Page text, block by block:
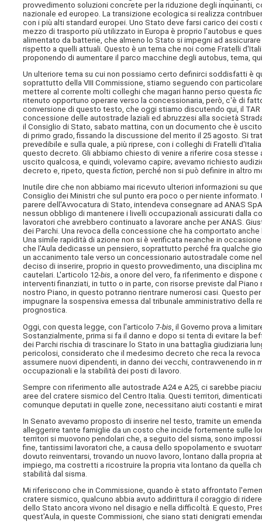
provvedimento soluzioni concrete per la riduzione degli inquinanti,
nazionale ed europeo. La transizione ecologica si realizza
con i più alti standard europei. Uno Stato deve farsi carico dei
mezzo di trasporto più utilizzato in Europa è proprio l'autobus e
alimentato da batterie, che almeno lo Stato si impegni ad
rispetto a quelli attuali. Questo è un tema che noi come Fratelli
proponendo di aumentare il parco macchine degli autobus, tema,
Un ulteriore tema su cui non possiamo certo definirci soddisfatti è
soprattutto della VIII Commissione, stiamo seguendo con
mettere al corrente molti colleghi che magari hanno perso questa
ritenuto opportuno operare verso la concessionaria, però, c'è di
conversione di questo testo, che oggi stiamo discutendo qui, il
concessione delle autostrade laziali ed abruzzesi alla società
il Consiglio di Stato, sabato mattina, con un documento che è
di primo grado, fissando la discussione del merito il 25 agosto. Si
prevedibile e sulla quale, a più riprese, con i colleghi di Fratelli
questo decreto. Gli abbiamo chiesto di venire a riferire cosa
uscito qualcosa, e quindi, volevamo capire; avevamo richiesto
decreto e, ripeto, questafiction, perché non si può definire in altro
Inutile dire che non abbiamo mai ricevuto ulteriori informazioni su
Consiglio dei Ministri che sul punto era poco o per niente
parere dell'Avvocatura di Stato, intendeva consegnare ad ANAS
nessun obbligo di mantenere i livelli occupazionali assicurati dalla
lavoratori che avrebbero continuato a lavorare anche per ANAS.
dei Parchi. Una revoca della concessione che ha comportato
Una simile rapidità di azione non si è verificata neanche in
che l'Aula dedicasse un pensiero, soprattutto perché fra qualche
un accanimento tale verso un concessionario autostradale come
deciso di inserire, proprio in questo provvedimento, una disciplina
cautelari. L'articolo 12-bis, a onore del vero, fa riferimento e
interventi finanziati, in tutto o in parte, con risorse previste dal
nostro Piano, in questo potranno rientrare numerosi casi. Questo
impugnare la sospensiva emessa dal tribunale amministrativo della
prognostica.
Oggi, con questa legge, con l'articolo 7-bis , il Governo prova a
Sostanzialmente, prima si fa il danno e dopo si tenta di evitare la
dei Parchi rischia di trascinare lo Stato in una battaglia giudiziaria
pericolosi, considerato che il medesimo decreto che reca la
assumere nuovi dipendenti, in danno dei vecchi, contravvenendo
occupazionali e la stabilità dei posti di lavoro.
Sempre con riferimento alle autostrade A24 e A25, ci sarebbe
aree del cratere sismico del Centro Italia. Questi territori,
comunque deputati in quelle zone, necessitano aiuti costanti e
In Senato avevamo proposto di inserire nel testo, tramite un
alleggerire tante famiglie da un costo che incide fortemente sulle
territori si muovono pendolari che, a seguito del sisma, sono
fine, tantissimi lavoratori che, a causa dello spopolamento e
dovuto reinventarsi, trovando un nuovo lavoro, lontano dalla
impiego, ma costretti a ricostruire la propria vita lontano da quella
stabilità dal sisma.
Mi riferiscono che in Commissione, quando è stato affrontato
cratere sismico, qualcuno abbia avuto addirittura il coraggio di
dello Stato ancora vivono nel disagio e nella difficoltà. E questo,
quest'Aula, in queste Commissioni, che siano stati denigrati